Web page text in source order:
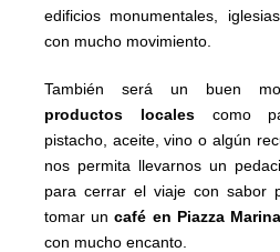
edificios monumentales,
con mucho movimiento.
También será un buen
productos localescomo
pistacho, aceite, vino o algún
nos permita llevarnos un
para cerrar el viaje con sabor
tomar uncafé en Piazza Marina
con mucho encanto.